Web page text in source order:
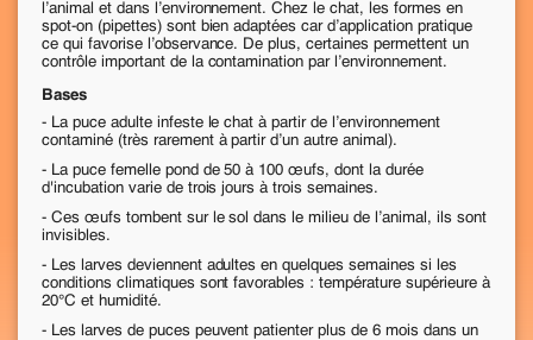
l’animal et dans l’environnement. Chez le chat, les formes en
spot-on (pipettes) sont bien adaptées car d’application pratique
ce qui favorise l’observance. De plus, certaines permettent un
contrôle important de la contamination par l’environnement.
Bases
- La puce adulte infeste le chat à partir de l’environnement
contaminé (très rarement à partir d’un autre animal).
- La puce femelle pond de 50 à 100 œufs, dont la durée
d'incubation varie de trois jours à trois semaines.
- Ces œufs tombent sur le sol dans le milieu de l’animal, ils sont
invisibles.
- Les larves deviennent adultes en quelques semaines si les
conditions climatiques sont favorables : température supérieure à
20°C et humidité.
- Les larves de puces peuvent patienter plus de 6 mois dans un